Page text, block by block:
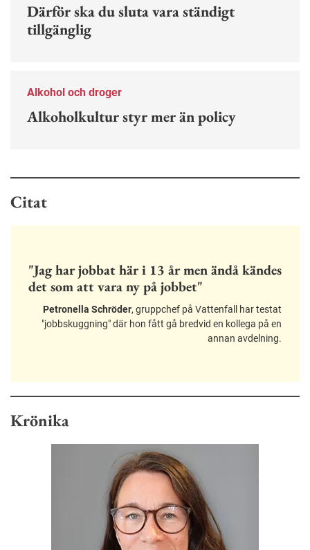
Därför ska du sluta vara ständigt
tillgänglig
Alkohol och droger
Alkoholkultur styr mer än policy
Citat
"Jag har jobbat här i 13 år men ändå kändes
det som att vara ny på jobbet"
Petronella Schröder, gruppchef på Vattenfall har testat
"jobbskuggning" där hon fått gå bredvid en kollega på en
annan avdelning.
Krönika